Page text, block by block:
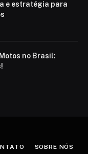
e estratégia para
no Brasil:
SOBRE NÓS